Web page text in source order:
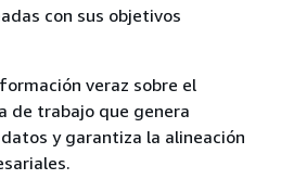
con sus objetivos
veraz sobre el
de trabajo que genera
y garantiza la alineación